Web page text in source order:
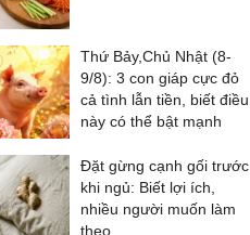
Thứ Bảy,Chủ Nhật (8-
9/8): 3 con giáp cực đỏ
cả tình lẫn tiền, biết điều
này có thể bật mạnh
Đặt gừng cạnh gối trước
khi ngủ: Biết lợi ích,
nhiều người muốn làm
theo